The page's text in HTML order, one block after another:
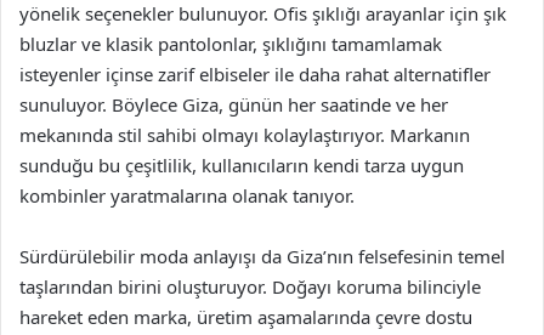
yönelik seçenekler bulunuyor. Ofis şıklığı arayanlar için şık
bluzlar ve klasik pantolonlar, şıklığını tamamlamak
isteyenler içinse zarif elbiseler ile daha rahat alternatifler
sunuluyor. Böylece Giza, günün her saatinde ve her
mekanında stil sahibi olmayı kolaylaştırıyor. Markanın
sunduğu bu çeşitlilik, kullanıcıların kendi tarza uygun
kombinler yaratmalarına olanak tanıyor.
Sürdürülebilir moda anlayışı da Giza’nın felsefesinin temel
taşlarından birini oluşturuyor. Doğayı koruma bilinciyle
hareket eden marka, üretim aşamalarında çevre dostu